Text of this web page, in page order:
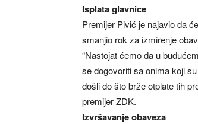
Isplata glavnice
Premijer Pivić je najavio da
smanjio rok za izmirenje
“Nastojat ćemo da u
se dogovoriti sa onima koji
došli do što brže otplate tih
premijer ZDK.
Izvršavanje obaveza